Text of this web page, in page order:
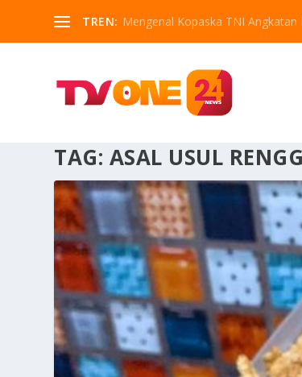
TREN: Mengenal Kopaska TNI Angkatan
TAG: ASAL USUL